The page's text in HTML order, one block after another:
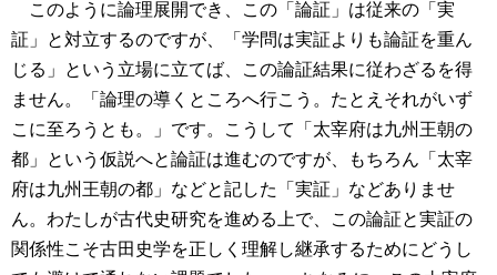
このように論理展開でき、この「論証」は従来の「実
証」と対立するのですが、「学問は実証よりも論証を重ん
じる」という立場に立てば、この論証結果に従わざるを得
ません。「論理の導くところへ行こう。たとえそれがいず
こに至ろうとも。」です。こうして「太宰府は九州王朝の
都」という仮説へと論証は進むのですが、もちろん「太宰
府は九州王朝の都」などと記した「実証」などありませ
ん。わたしが古代史研究を進める上で、この論証と実証の
関係性こそ古田史学を正しく理解し継承するためにどうし